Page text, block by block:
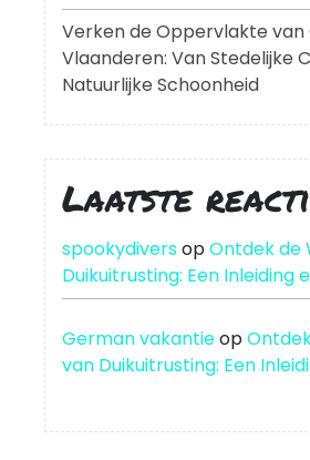
Verken de Oppervlakte van
Vlaanderen: Van Stedelijke
Natuurlijke Schoonheid
Laatste
spookydiversopOntdek de
Duikuitrusting: Een Inleiding
German vakantieop
van Duikuitrusting: Een